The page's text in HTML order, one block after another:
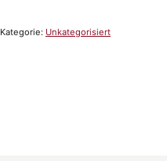
Kategorie: Unkategorisiert